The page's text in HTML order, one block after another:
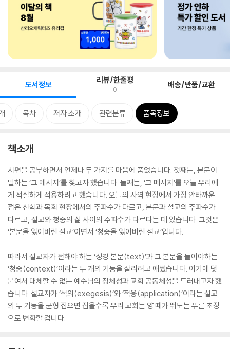
도서정보 리뷰/한줄평
0 배송/반품/교환
목차 저자 소개 관련분류 품목정보
책소개
시편을 공부하면서 언제나 두 가지를 마음에 품었습니다. 첫째는, 본문이
말하는 ‘그 메시지’를 찾고자 했습니다. 둘째는, ‘그 메시지’를 오늘 우리에
게 적실하게 적용하려고 했습니다. 오늘의 사역 현장에서 가장 안타까운
점은 신학과 목회 현장에서의 주파수가 다르고, 본문과 설교의 주파수가
다르고, 설교와 청중의 삶 사이의 주파수가 다르다는 데 있습니다. 그것은
‘본문을 잃어버린 설교’이면서 ‘청중을 잃어버린 설교’입니다.
따라서 설교자가 전해야 하는 ‘성경 본문(text)’과 그 본문을 들어야하는
‘청중(context)’이라는 두 개의 기둥을 살리려고 애썼습니다. 여기에 덧
붙여서 대체할 수 없는 예수님의 정체성과 교회 공동체성을 드러내고자 했
습니다. 설교자가 ‘석의(exegesis)’와 ‘적용(application)’이라는 설교
의 두 기둥을 균형 잡으면 잡을수록 우리 교회는 양 떼가 뛰노는 푸른 초장
으로 변화할 겁니다.